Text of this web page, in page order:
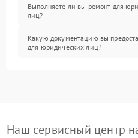
Выполняете ли вы ремонт для
лиц?
Какую документацию вы
для юридических лиц?
Наш сервисный центр